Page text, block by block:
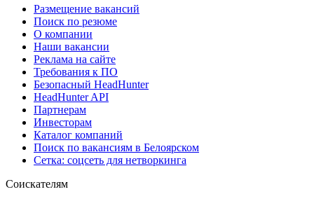
Размещение вакансий
Поиск по резюме
О компании
Наши вакансии
Реклама на сайте
Требования к ПО
Безопасный HeadHunter
HeadHunter API
Партнерам
Инвесторам
Каталог компаний
Поиск по вакансиям в Белоярском
Сетка: соцсеть для нетворкинга
Соискателям